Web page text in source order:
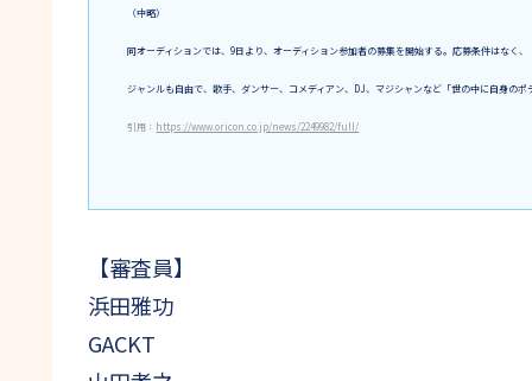
（中略）
同オーディションでは、9日より、オーディション参加者の募集を開始する。応募条件はな
ジャンルも自由で、歌手、ダンサー、コメディアン、DJ、マジシャンなど「世の中に自身の
引用： https://www.oricon.co.jp/news/2249982/full/
【審査員】
浜田雅功
GACKT